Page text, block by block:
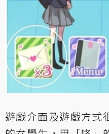
遊戲介面及遊戲方式